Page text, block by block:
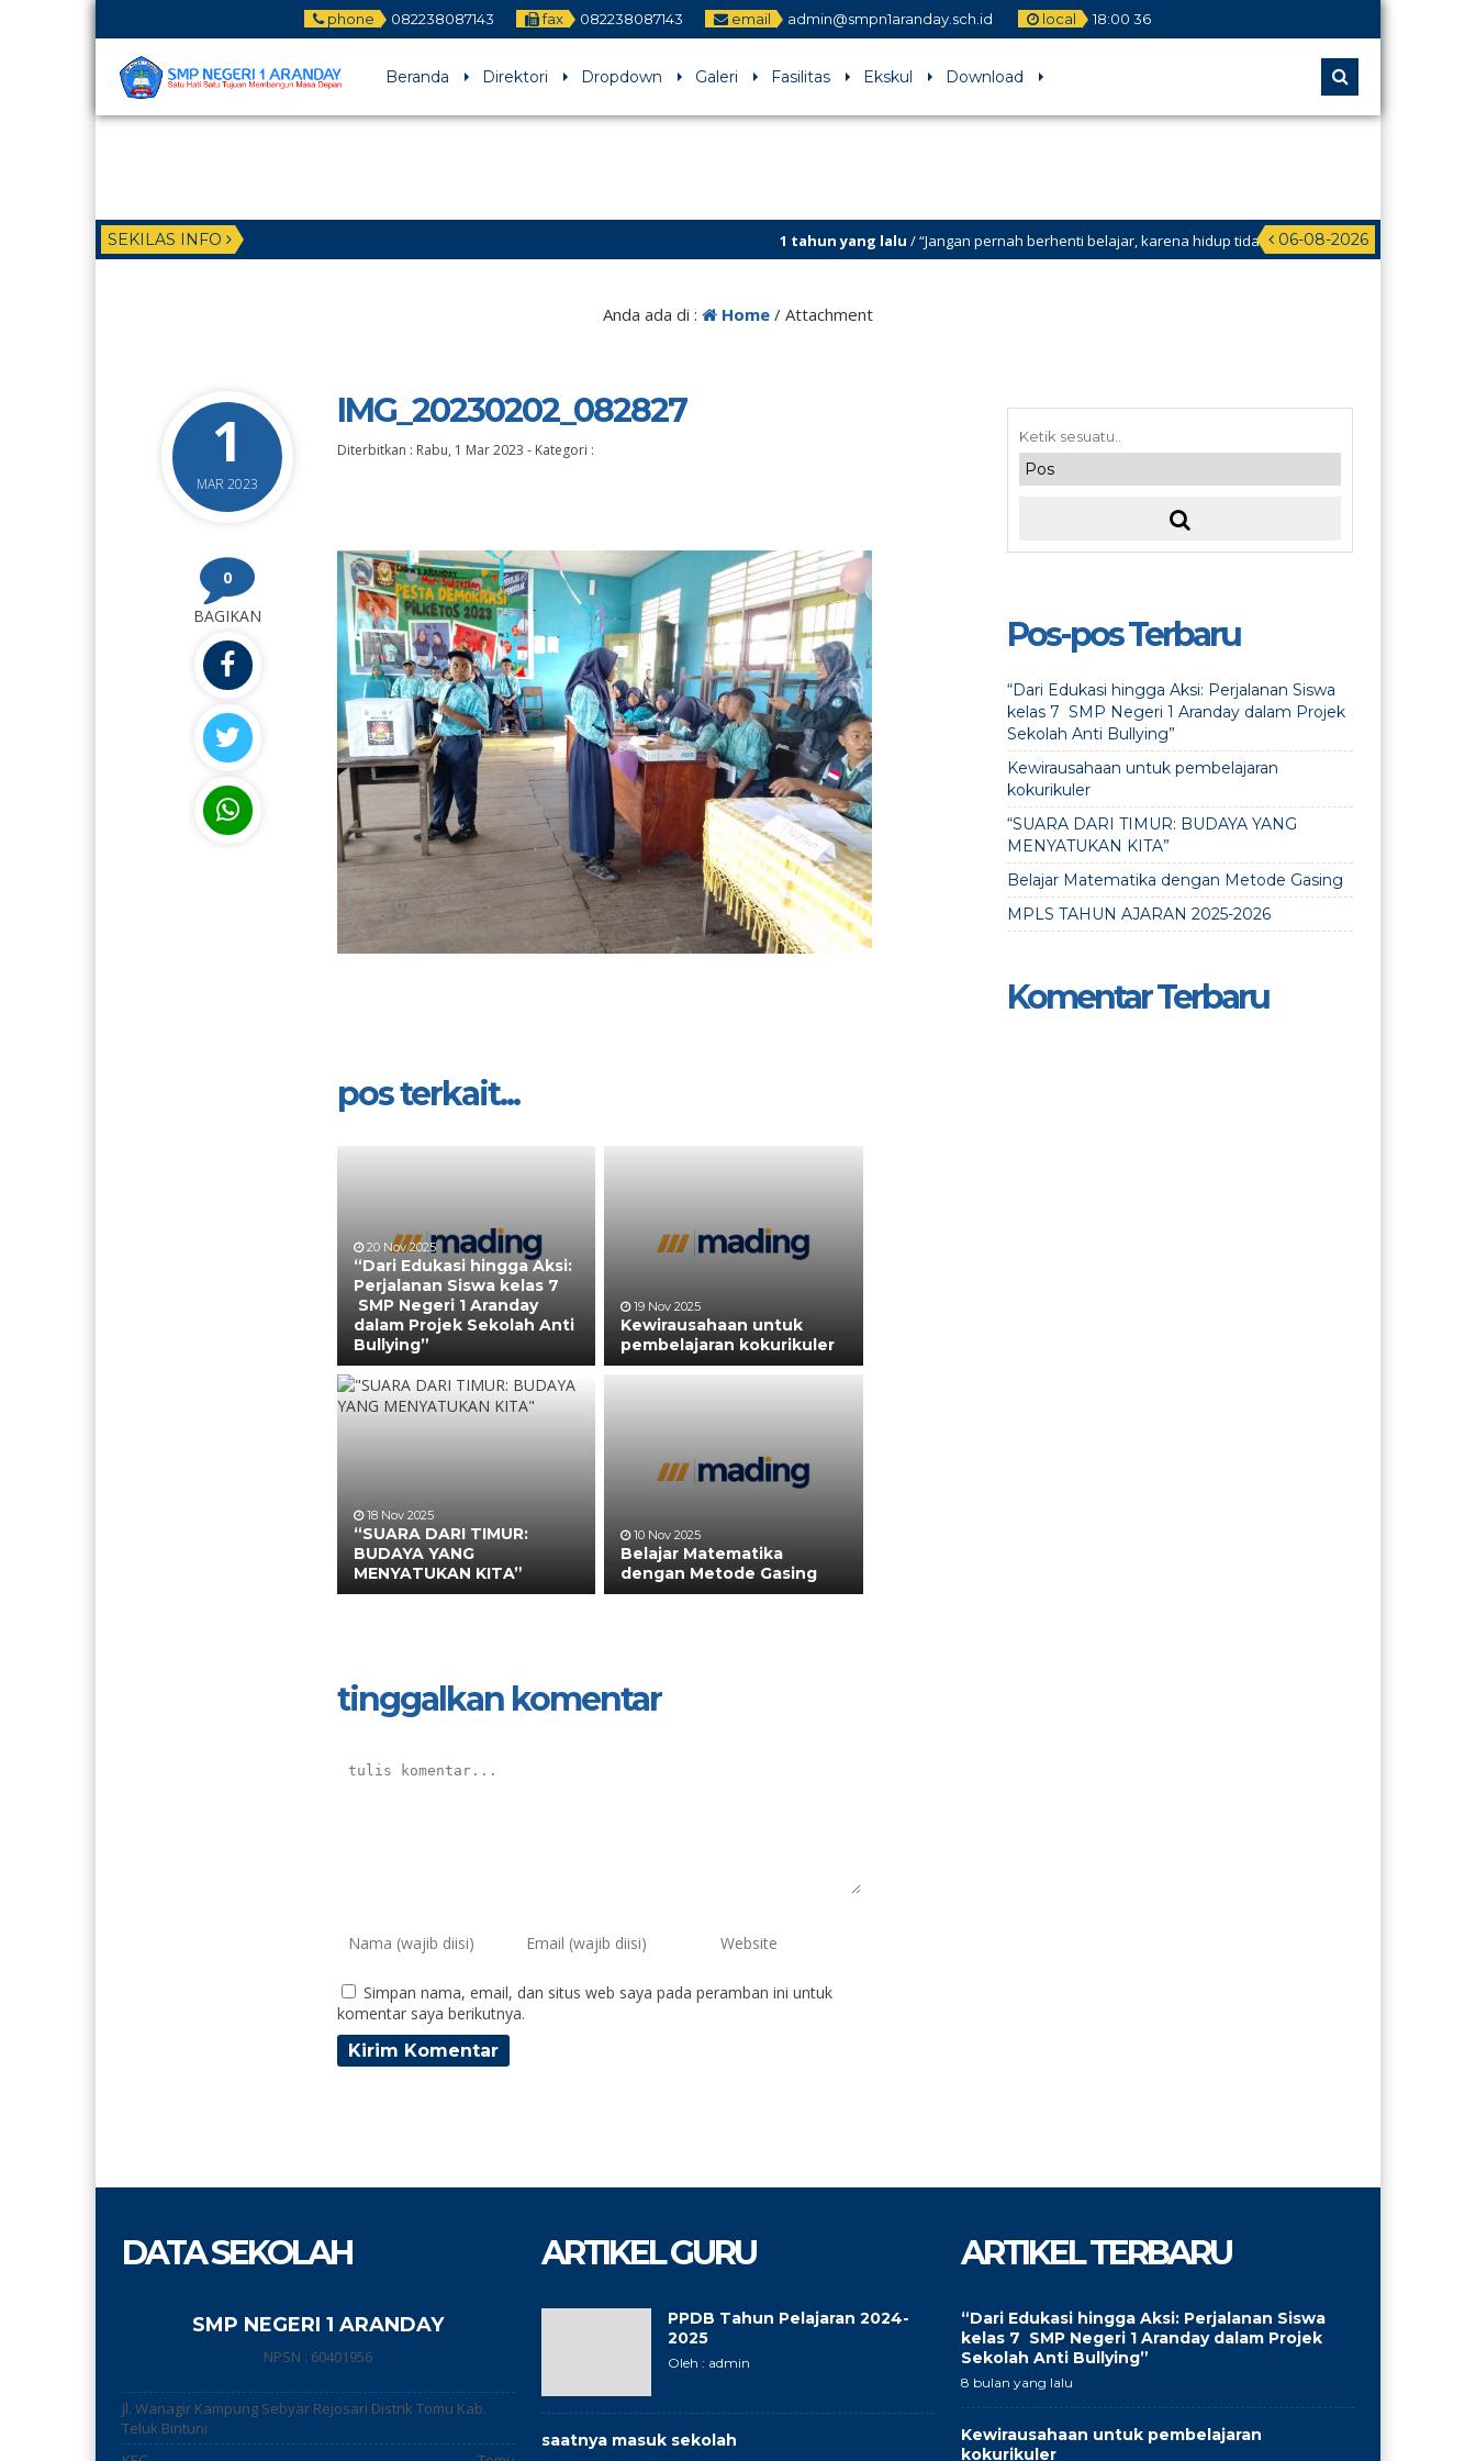
phone 082238087143 fax 082238087143 email admin@smpn1aranday.sch.id local 18:00 37
Beranda Direktori Dropdown Galeri Fasilitas Ekskul Download
SEKILAS INFO 06-08-2026
1 tahun yang lalu/ “Jangan pernah berhenti belajar, karena hidup tidak pernah berhenti mengajar.” –
Anda ada di : Home / Attachment
1
MAR 2023
IMG_20230202_082827
Diterbitkan : Rabu, 1 Mar 2023 - Kategori :
0
BAGIKAN
pos terkait...
20 Nov 2025
“Dari Edukasi hingga Aksi:
Perjalanan Siswa kelas 7
SMP Negeri 1 Aranday
dalam Projek Sekolah Anti
Bullying”
19 Nov 2025
Kewirausahaan untuk
pembelajaran kokurikuler
18 Nov 2025
“SUARA DARI TIMUR:
BUDAYA YANG
MENYATUKAN KITA”
10 Nov 2025
Belajar Matematika
dengan Metode Gasing
tinggalkan komentar
Simpan nama, email, dan situs web saya pada peramban ini untuk
komentar saya berikutnya.
Pos-pos Terbaru
“Dari Edukasi hingga Aksi: Perjalanan Siswa
kelas 7 SMP Negeri 1 Aranday dalam Projek
Sekolah Anti Bullying”
Kewirausahaan untuk pembelajaran
kokurikuler
“SUARA DARI TIMUR: BUDAYA YANG
MENYATUKAN KITA”
Belajar Matematika dengan Metode Gasing
MPLS TAHUN AJARAN 2025-2026
Komentar Terbaru
DATA SEKOLAH
SMP NEGERI 1 ARANDAY
NPSN : 60401956
Jl. Wanagir Kampung Sebyar Rejosari Distrik Tomu Kab.
Teluk Bintuni
ARTIKEL GURU
PPDB Tahun Pelajaran 2024-
2025
Oleh : admin
saatnya masuk sekolah
ARTIKEL TERBARU
“Dari Edukasi hingga Aksi: Perjalanan Siswa
kelas 7 SMP Negeri 1 Aranday dalam Projek
Sekolah Anti Bullying”
8 bulan yang lalu
Kewirausahaan untuk pembelajaran
kokurikuler